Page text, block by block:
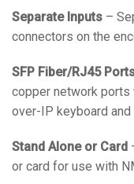
Separate Inputs –
connectors on the
SFP Fiber/RJ45
copper network ports
over-IP keyboard
Stand Alone or Card
or card for use with